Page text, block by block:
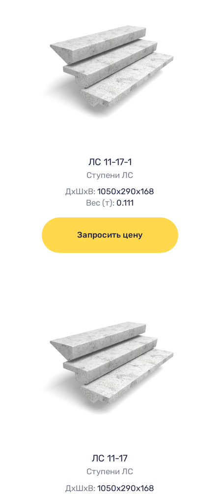
ЛС 11-17-1
Ступени ЛС
ДхШхВ:1050х290х168
Вес (т): 0.111
Запросить цену
ЛС 11-17
Ступени ЛС
ДхШхВ:1050х290х168